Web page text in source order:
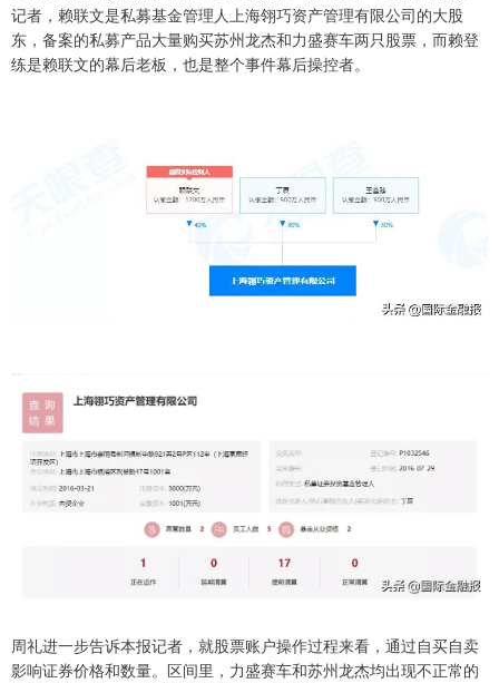
记者，赖联文是私募基金管理人上海翎巧资产管理有限公司的大股
东，备案的私募产品大量购买苏州龙杰和力盛赛车两只股票，而赖登
练是赖联文的幕后老板，也是整个事件幕后操控者。
周礼进一步告诉本报记者，就股票账户操作过程来看，通过自买自卖
影响证券价格和数量。区间里，力盛赛车和苏州龙杰均出现不正常的